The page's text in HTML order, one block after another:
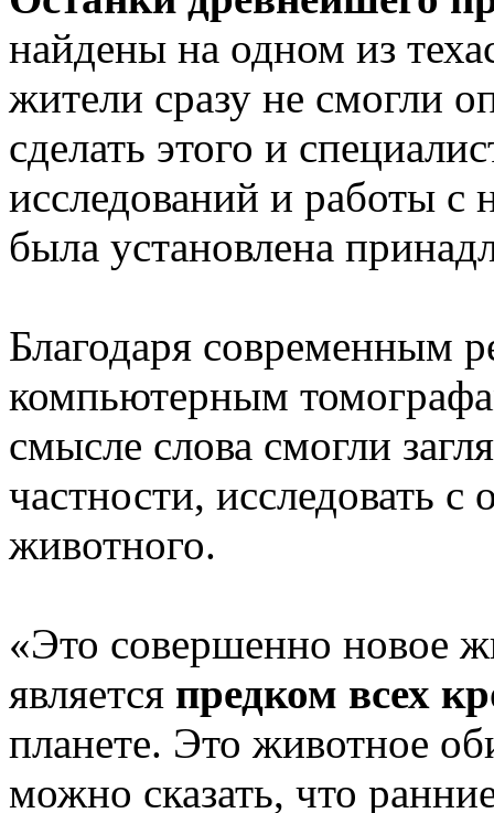
найдены на одном из
жители сразу не смогли
сделать этого и
исследований и работы с
была установлена
Благодаря современным
компьютерным
смысле слова смогли
частности, исследовать
животного.
«Это совершенно новое
является предком всех
планете. Это животное
можно сказать, что